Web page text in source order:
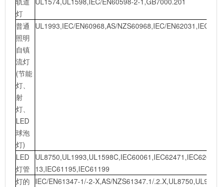
灯
普通
照明
自镇
流灯
(节能
灯、
射
灯、
LED
球泡
灯)
UL1993,IEC/EN60968,AS/NZS60968,IEC/EN62031,IEC/
LED
灯管
13,IEC61195,IEC61199
灯的
IEC/EN61347-1/-2-X,AS/NZS61347.1/